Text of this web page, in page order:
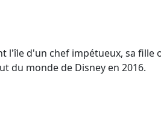
d'un chef impétueux, sa
du monde de Disney en 2016.